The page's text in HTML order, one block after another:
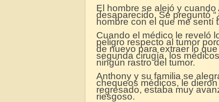
El hombre se alejó y
desaparecido. Se preguntó
hombre con el que me sentí
Cuando el médico le reveló
peligro respecto al tumor
de nuevo para extraer lo
segunda cirugía, los
ningún rastro del tumor.
Anthony y su familia se
chequeos médicos, le
regresado, estaba muy
riesgoso.